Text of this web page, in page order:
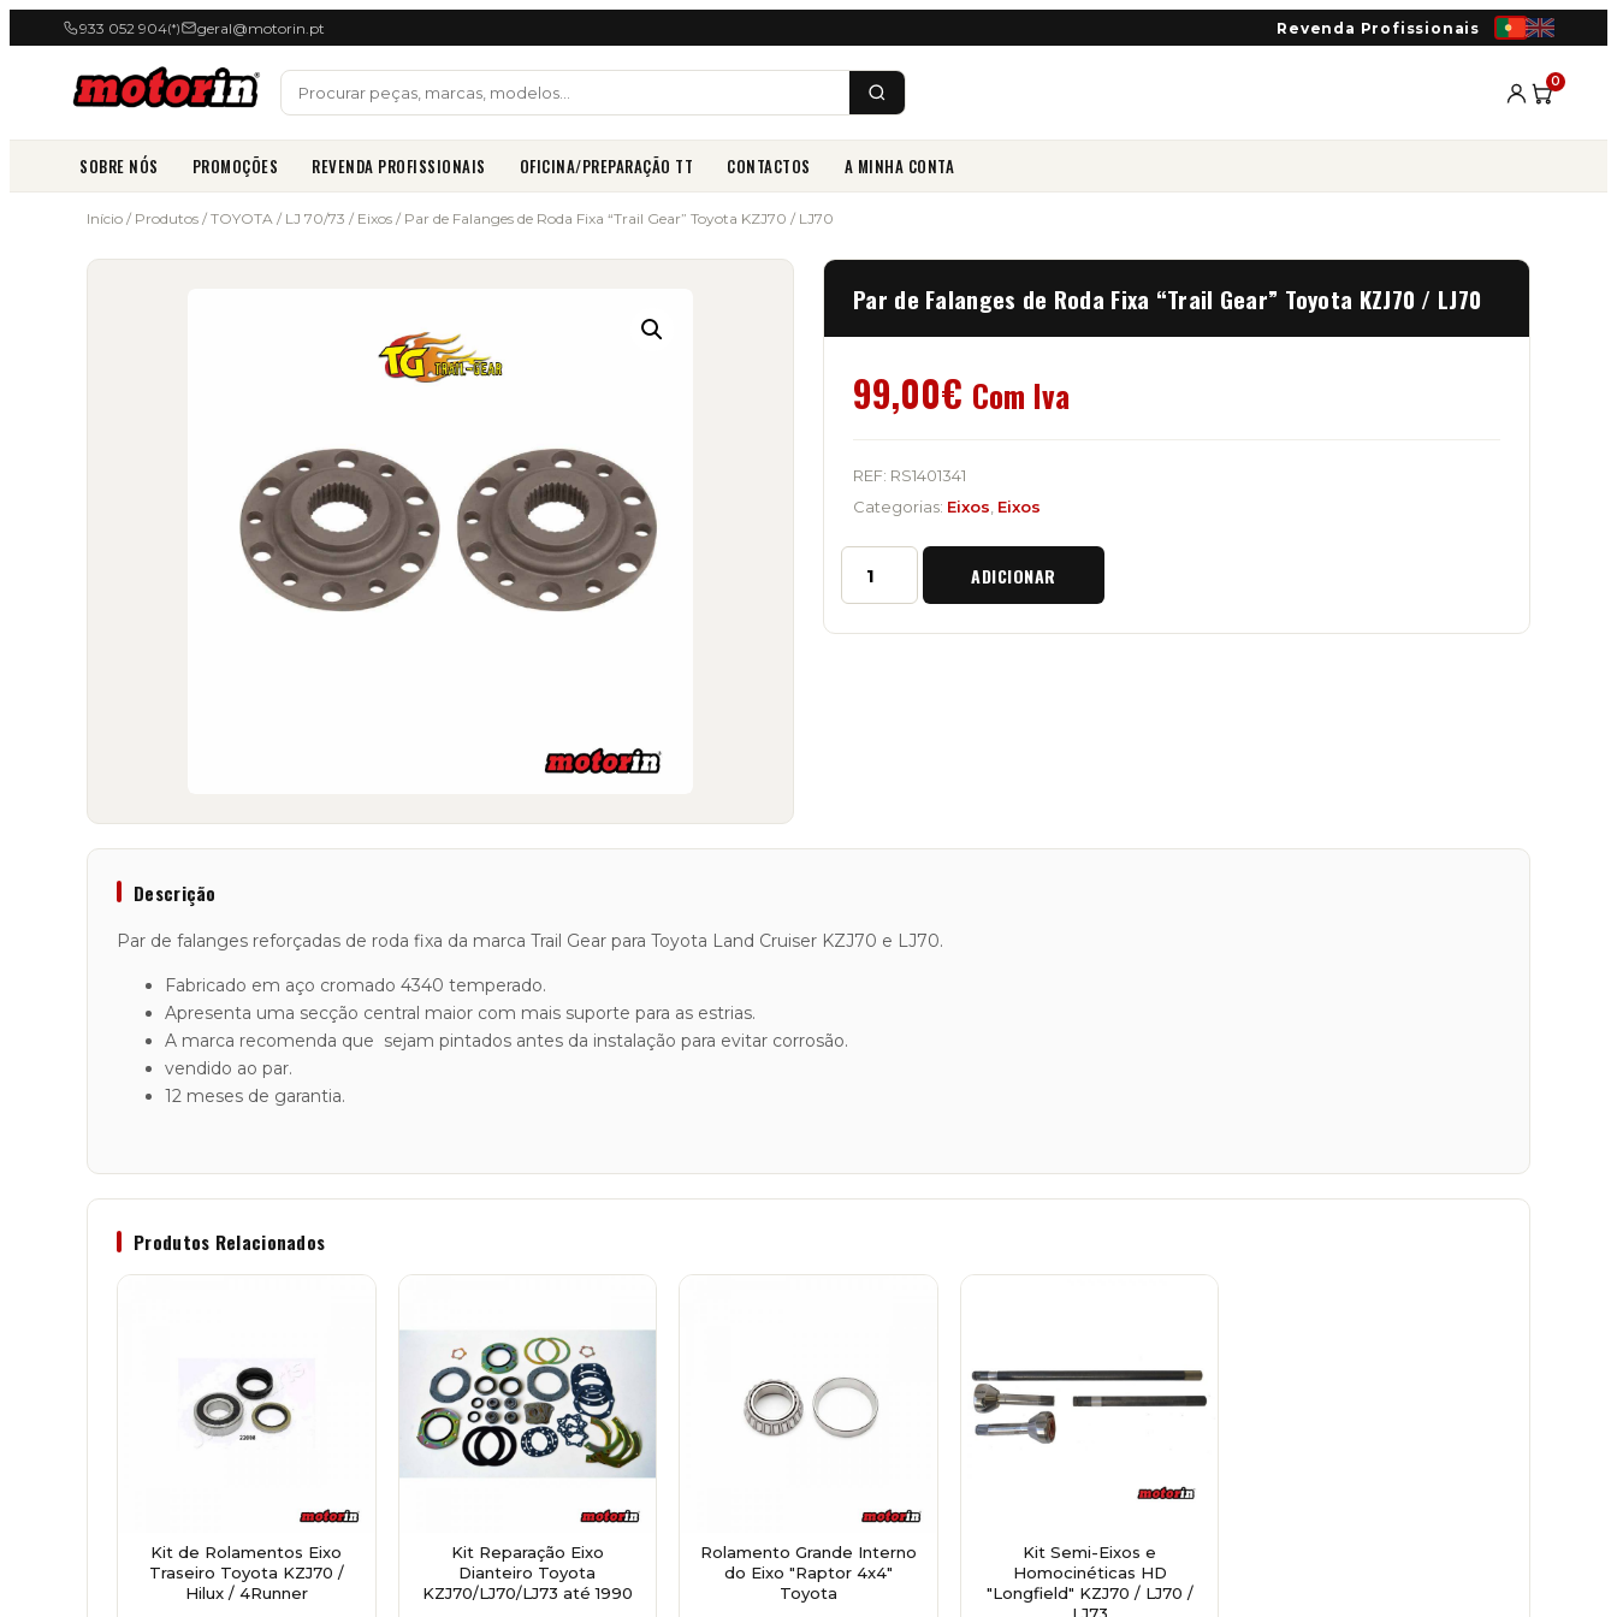
933 052 904(*) geral@motorin.pt Revenda Profissionais
0
SOBRE NÓS PROMOÇÕES REVENDA PROFISSIONAIS OFICINA/PREPARAÇÃO TT CONTACTOS A MINHA CONTA
Início / Produtos / TOYOTA / LJ 70/73 / Eixos / Par de Falanges de Roda Fixa “Trail Gear” Toyota KZJ70 / LJ70
Par de Falanges de Roda Fixa “Trail Gear” Toyota KZJ70 / LJ70
99,00€ Com Iva
REF: RS1401341
Categorias: Eixos Eixos
Quantidade
Par
LJ70
ADICIONAR
Descrição
Par de falanges reforçadas de roda fixa da marca Trail Gear para Toyota Land Cruiser KZJ70 e LJ70.
Fabricado em aço cromado 4340 temperado.
Apresenta uma secção central maior com mais suporte para as estrias.
A marca recomenda que sejam pintados antes da instalação para evitar corrosão.
vendido ao par.
12 meses de garantia.
Produtos Relacionados
Kit de Rolamentos Eixo
Traseiro Toyota KZJ70 /
Hilux / 4Runner
Kit Reparação Eixo
Dianteiro Toyota
KZJ70/LJ70/LJ73 até 1990
Rolamento Grande Interno
do Eixo "Raptor 4x4"
Toyota
Kit Semi-Eixos e
Homocinéticas HD
"Longfield" KZJ70 / LJ70 /
LJ73